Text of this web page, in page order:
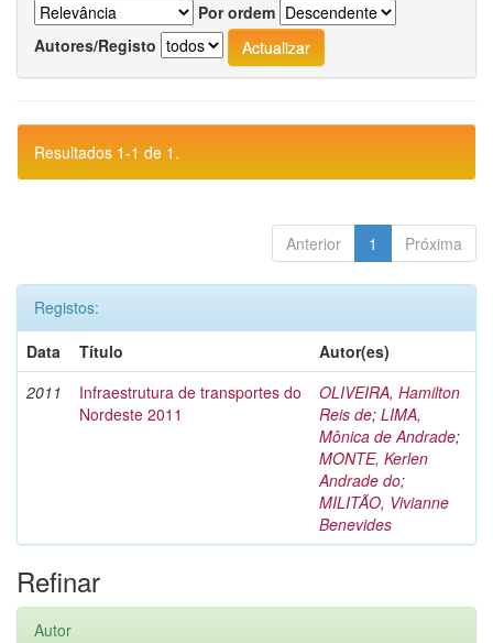
Por ordem
Autores/Registo
Resultados 1-1 de 1.
Anterior 1 Próxima
Registos:
Data
Título
Autor(es)
2011
Infraestrutura de transportes do
Nordeste 2011
OLIVEIRA, Hamilton
Reis de; LIMA,
Mônica de Andrade;
MONTE, Kerlen
Andrade do;
MILITÃO, Vivianne
Benevides
Refinar
Autor